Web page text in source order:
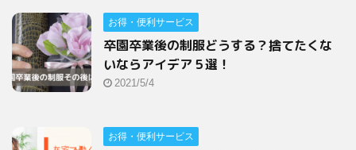
お得・便利サービス
卒園卒業後の制服どうする？捨てたくな
いならアイデア５選！
2021/5/4
お得・便利サービス